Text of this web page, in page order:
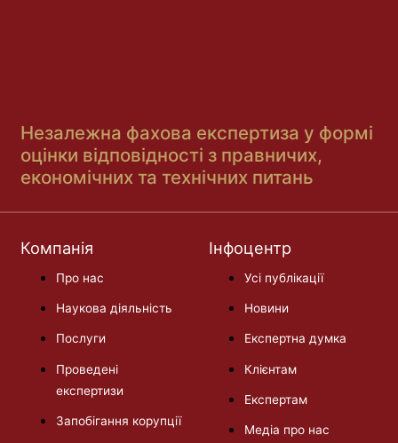
Незалежна фахова експертиза у формі
оцінки відповідності з правничих,
економічних та технічних питань
Компанія
Про нас
Наукова діяльність
Послуги
Проведені
експертизи
Запобігання корупції
Інфоцентр
Усі публікації
Новини
Експертна думка
Клієнтам
Експертам
Медіа про нас